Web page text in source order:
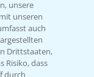
unsere
unseren
auch
Drittstaaten,
Risiko, dass
durch